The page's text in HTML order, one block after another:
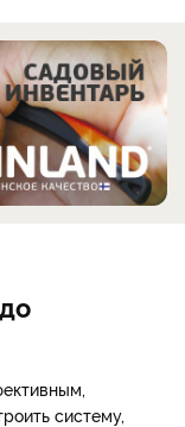
систему,